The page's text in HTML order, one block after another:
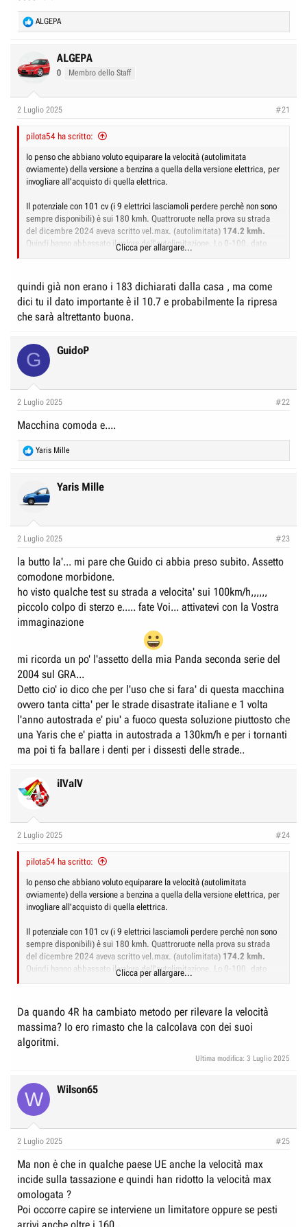
R
e
t
i
s
ALGEPA
ALGEPA
0 Membro dello Staff
2 Luglio 2025 #21
pilota54 ha scritto:
Io penso che abbiano voluto equiparare la velocità (autolimitata
ovviamente) della versione a benzina a quella della versione elettrica, per
invogliare all'acquisto di quella elettrica.
Il potenziale con 101 cv (i 9 elettrici lasciamoli perdere perchè non sono
sempre disponibili) è sui 180 kmh. Quattroruote nella prova su strada
del dicembre 2024 aveva scritto vel.max. (autolimitata) 174.2 kmh.
Quindi hanno abbassato il valore dell'autolimitazione. Lo 0-100, dato
oggi più importante, era stato coperto in 10.7 secondi.
Clicca per allargare...
quindi già non erano i 183 dichiarati dalla casa , ma come
dici tu il dato importante è il 10.7 e probabilmente la ripresa
che sarà altrettanto buona.
G GuidoP
2 Luglio 2025 #22
Macchina comoda e....
R
e
t
i
s
Yaris Mille
Yaris Mille
2 Luglio 2025 #23
la butto la'... mi pare che Guido ci abbia preso subito. Assetto
comodone morbidone.
ho visto qualche test su strada a velocita' sui 100km/h,,,,,,
piccolo colpo di sterzo e..... fate Voi... attivatevi con la Vostra
immaginazione
mi ricorda un po' l'assetto della mia Panda seconda serie del
2004 sul GRA...
Detto cio' io dico che per l'uso che si fara' di questa macchina
ovvero tanta citta' per le strade disastrate italiane e 1 volta
l'anno autostrada e' piu' a fuoco questa soluzione piuttosto che
una Yaris che e' piatta in autostrada a 130km/h e per i tornanti
ma poi ti fa ballare i denti per i dissesti delle strade..
ilValV
2 Luglio 2025 #24
pilota54 ha scritto:
Io penso che abbiano voluto equiparare la velocità (autolimitata
ovviamente) della versione a benzina a quella della versione elettrica, per
invogliare all'acquisto di quella elettrica.
Il potenziale con 101 cv (i 9 elettrici lasciamoli perdere perchè non sono
sempre disponibili) è sui 180 kmh. Quattroruote nella prova su strada
del dicembre 2024 aveva scritto vel.max. (autolimitata) 174.2 kmh.
Quindi hanno abbassato il valore dell'autolimitazione. Lo 0-100, dato
oggi più importante, era stato coperto in 10.7 secondi.
Clicca per allargare...
Da quando 4R ha cambiato metodo per rilevare la velocità
massima? Io ero rimasto che la calcolava con dei suoi
algoritmi.
Ultima modifica: 3 Luglio 2025
W Wilson65
2 Luglio 2025 #25
Ma non è che in qualche paese UE anche la velocità max
incide sulla tassazione e quindi han ridotto la velocità max
omologata ?
Poi occorre capire se interviene un limitatore oppure se pesti